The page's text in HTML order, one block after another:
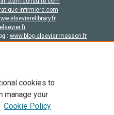
infirmiere.com
: www.blog-elsevier-masson.fr
Tout les droits sont réservés,
cookies to
manage your
Cookie Policy